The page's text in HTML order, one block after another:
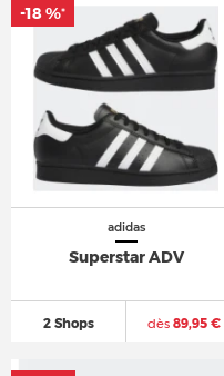
adidas
Superstar ADV
2 Shops dès 89,95 €
-18 %*